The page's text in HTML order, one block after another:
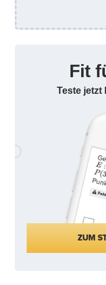
Fit
Teste jetzt
ZUM